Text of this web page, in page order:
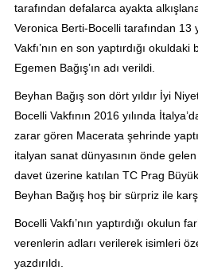
tarafından defalarca ayakta
Veronica Berti-Bocelli tarafından 13
Vakfı’nın en son yaptırdığı
Egemen Bağış’ın adı verildi.
Beyhan Bağış son dört yıldır İyi
Bocelli Vakfının 2016 yılında
zarar gören Macerata şehrinde
italyan sanat dünyasının önde
davet üzerine katılan TC Prag
Beyhan Bağış hoş bir sürpriz ile
Bocelli Vakfı’nın yaptırdığı okulun
verenlerin adları verilerek isimleri
yazdırıldı.